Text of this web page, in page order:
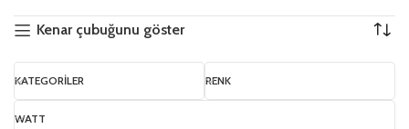
Kenar çubuğunu göster
KATEGORILER RENK
WATT